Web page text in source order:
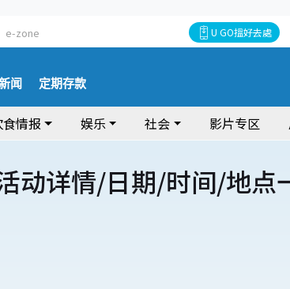
e-zone U GO搵好去處
闻 定期存款
情报 娱乐 社会 影片专区
动详情/日期/时间/地点